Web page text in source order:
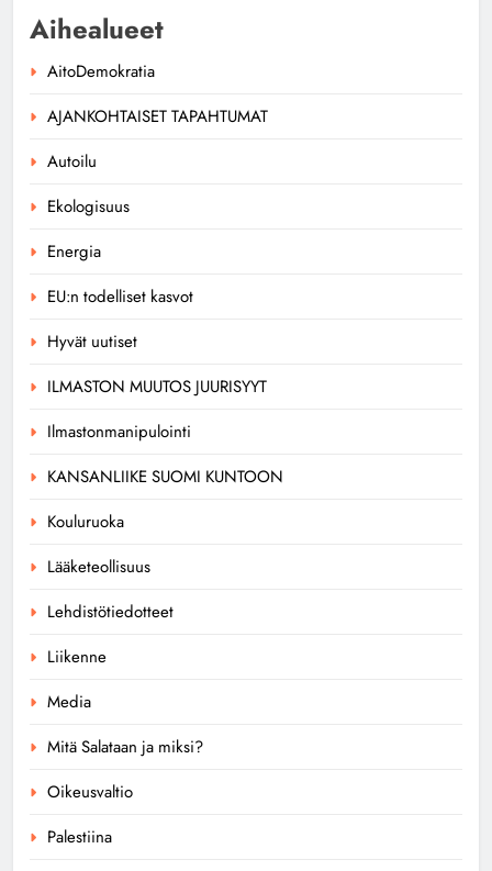
Aihealueet
AitoDemokratia
AJANKOHTAISET TAPAHTUMAT
Autoilu
Ekologisuus
Energia
EU:n todelliset kasvot
Hyvät uutiset
ILMASTON MUUTOS JUURISYYT
Ilmastonmanipulointi
KANSANLIIKE SUOMI KUNTOON
Kouluruoka
Lääketeollisuus
Lehdistötiedotteet
Liikenne
Media
Mitä Salataan ja miksi?
Oikeusvaltio
Palestiina